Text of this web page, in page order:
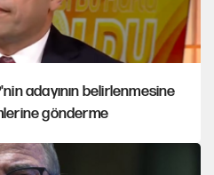
adayının belirlenmesine
gönderme